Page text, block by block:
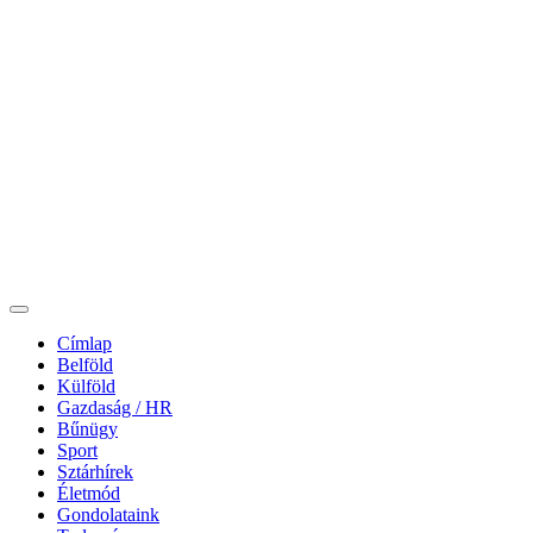
Címlap
Belföld
Külföld
Gazdaság / HR
Bűnügy
Sport
Sztárhírek
Életmód
Gondolataink